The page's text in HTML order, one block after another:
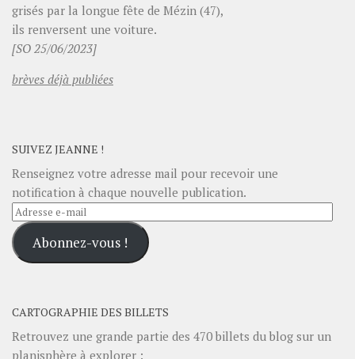
grisés par la longue fête de Mézin (47),
ils renversent une voiture.
[SO 25/06/2023]
brèves déjà publiées
SUIVEZ JEANNE !
Renseignez votre adresse mail pour recevoir une
notification à chaque nouvelle publication.
Adresse
e-
mailAbonnez-vous !
CARTOGRAPHIE DES BILLETS
Retrouvez une grande partie des 470billets du blog sur un
planisphère à explorer :